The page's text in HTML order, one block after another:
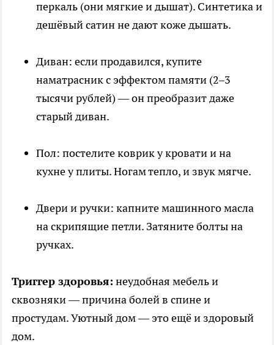
перкаль (они мягкие и дышат). Синтетика и
дешёвый сатин не дают коже дышать.
Диван: если продавился, купите
наматрасник с эффектом памяти (2–3
тысячи рублей) — он преобразит даже
старый диван.
Пол: постелите коврик у кровати и на
кухне у плиты. Ногам тепло, и звук мягче.
Двери и ручки: капните машинного масла
на скрипящие петли. Затяните болты на
ручках.
Триггер здоровья: неудобная мебель и
сквозняки — причина болей в спине и
простудам. Уютный дом — это ещё и здоровый
дом.